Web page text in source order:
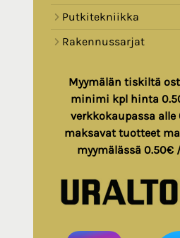
Putkitekniikka
Rakennussarjat
Myymälän tiskiltä
minimi kpl hinta
verkkokaupassa alle
maksavat tuotteet
myymälässä 0.50€